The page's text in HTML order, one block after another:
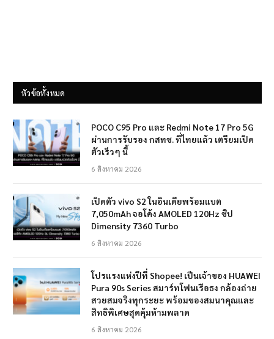
หัวข้อทั้งหมด
POCO C95 Pro และ Redmi Note 17 Pro 5G
ผ่านการรับรอง กสทช. ที่ไทยแล้ว เตรียมเปิด
ตัวเร็วๆ นี้
6 สิงหาคม 2026
เปิดตัว vivo S2 ในอินเดียพร้อมแบต
7,050mAh จอโค้ง AMOLED 120Hz ชิป
Dimensity 7360 Turbo
6 สิงหาคม 2026
โปรแรงแห่งปีที่ Shopee! เป็นเจ้าของ HUAWEI
Pura 90s Series สมาร์ทโฟนเรือธง กล้องถ่าย
สวยสมจริงทุกระยะ พร้อมของสมนาคุณและ
สิทธิพิเศษสุดคุ้มห้ามพลาด
6 สิงหาคม 2026